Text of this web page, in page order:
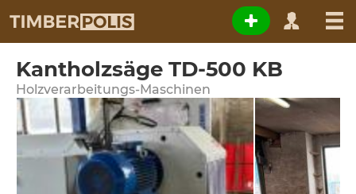
Kantholzsäge TD-500 KB
Holzverarbeitungs-Maschinen